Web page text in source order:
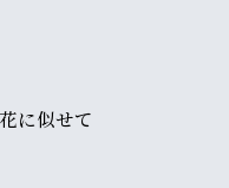
に似せて